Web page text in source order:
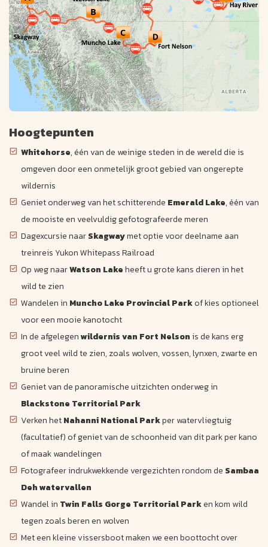
Hoogtepunten
Whitehorse, één van de weinige steden in de wereld die is
omgeven door een onmetelijk groot gebied van ongerepte
wildernis
Geniet onderweg van het schitterende Emerald Lake, één van
de mooiste en veelvuldig gefotografeerde meren
Dagexcursie naarSkagwaymet optie voor deelname aan
treinreis Yukon Whitepass Railroad
Op weg naarWatson Lakeheeft u grote kans dieren in het
wild te zien
Wandelen in Muncho Lake Provincial Parkof kies optioneel
voor een mooie kanotocht
In de afgelegenwildernis van Fort Nelson is de kans erg
groot veel wild te zien, zoals wolven, vossen, lynxen, zwarte en
bruine beren
Geniet van de panoramische uitzichten onderweg in
Blackstone Territorial Park
Verken hetNahanni National Parkper watervliegtuig
(facultatief) of geniet van de schoonheid van dit park per kano
of maak wandelingen
Fotografeer indrukwekkende vergezichten rondom de Sambaa
Deh watervallen
Wandel in Twin Falls Gorge Territorial Parken kom wild
tegen zoals beren en wolven
Met een kleine vissersboot maken we een boottocht over